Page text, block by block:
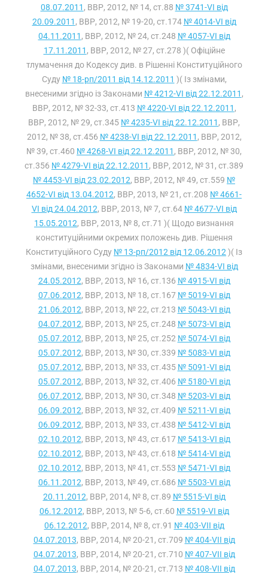
08.07.2011 , ВВР, 2012, № 14, ст.88 № 3741-VI від
20.09.2011 , ВВР, 2012, № 19-20, ст.174 № 4014-VI від
04.11.2011 , ВВР, 2012, № 24, ст.248 № 4057-VI від
17.11.2011 , ВВР, 2012, № 27, ст.278 )( Офіційне
тлумачення до Кодексу див. в Рішенні Конституційного
Суду № 18-рп/2011 від 14.12.2011 )( Із змінами,
внесеними згідно із Законами № 4212-VI від 22.12.2011 ,
ВВР, 2012, № 32-33, ст.413 № 4220-VI від 22.12.2011 ,
ВВР, 2012, № 29, ст.345 № 4235-VI від 22.12.2011 , ВВР,
2012, № 38, ст.456 № 4238-VI від 22.12.2011 , ВВР, 2012,
№ 39, ст.460 № 4268-VI від 22.12.2011 , ВВР, 2012, № 30,
ст.356 № 4279-VI від 22.12.2011 , ВВР, 2012, № 31, ст.389
№ 4453-VI від 23.02.2012, ВВР, 2012, № 49, ст.559 №
4652-VI від 13.04.2012, ВВР, 2013, № 21, ст.208 № 4661-
VI від 24.04.2012, ВВР, 2013, № 7, ст.64 № 4677-VI від
15.05.2012, ВВР, 2013, № 8, ст.71 )( Щодо визнання
конституційними окремих положень див. Рішення
Конституційного Суду № 13-рп/2012 від 12.06.2012 )( Із
змінами, внесеними згідно із Законами № 4834-VI від
24.05.2012, ВВР, 2013, № 16, ст.136 № 4915-VI від
07.06.2012, ВВР, 2013, № 18, ст.167 № 5019-VI від
21.06.2012, ВВР, 2013, № 22, ст.213 № 5043-VI від
04.07.2012, ВВР, 2013, № 25, ст.248 № 5073-VI від
05.07.2012, ВВР, 2013, № 25, ст.252 № 5074-VI від
05.07.2012, ВВР, 2013, № 30, ст.339 № 5083-VI від
05.07.2012, ВВР, 2013, № 33, ст.435 № 5091-VI від
05.07.2012, ВВР, 2013, № 32, ст.406 № 5180-VI від
06.07.2012, ВВР, 2013, № 30, ст.348 № 5203-VI від
06.09.2012, ВВР, 2013, № 32, ст.409 № 5211-VI від
06.09.2012, ВВР, 2013, № 33, ст.438 № 5412-VI від
02.10.2012, ВВР, 2013, № 43, ст.617 № 5413-VI від
02.10.2012, ВВР, 2013, № 43, ст.618 № 5414-VI від
02.10.2012, ВВР, 2013, № 41, ст.553 № 5471-VI від
06.11.2012, ВВР, 2013, № 49, ст.686 № 5503-VI від
20.11.2012, ВВР, 2014, № 8, ст.89 № 5515-VI від
06.12.2012, ВВР, 2013, № 5-6, ст.60 № 5519-VI від
06.12.2012, ВВР, 2014, № 8, ст.91 № 403-VII від
04.07.2013, ВВР, 2014, № 20-21, ст.709 № 404-VII від
04.07.2013, ВВР, 2014, № 20-21, ст.710 № 407-VII від
04.07.2013, ВВР, 2014, № 20-21, ст.713 № 408-VII від